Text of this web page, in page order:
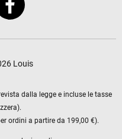
Louis
dalla legge e incluse le tasse
ordini a partire da 199,00 €).